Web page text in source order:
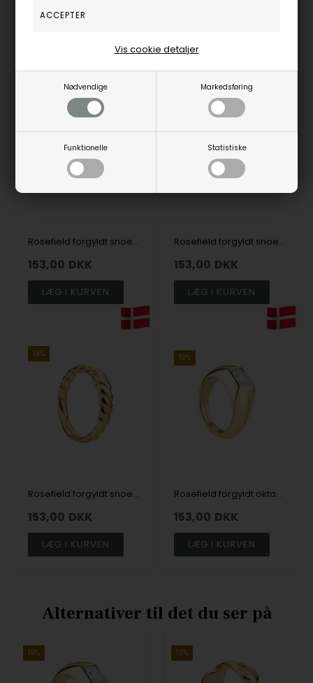
Nødvendige Markedsføring
Funktionelle Statistiske
Vis cookie detaljer
140,00 DKK
Rosefield forgyldt snoet ring
153,00 DKK
LÆG I KURVEN
Rosefield forgyldt snoet ring
153,00 DKK
LÆG I KURVEN
19%
Rosefield forgyldt snoet ring
153,00 DKK
LÆG I KURVEN
19%
Rosefield forgyldt oktavisk ring med zirkonia
153,00 DKK
LÆG I KURVEN
Alternativer til det du ser på
19% 19%